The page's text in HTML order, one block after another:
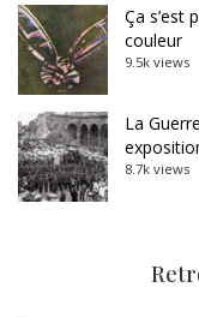
Ça s’est
couleur
9.5k views
La
8.7k views